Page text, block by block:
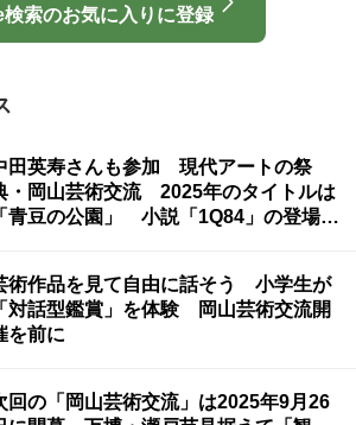
索のお気に入りに登録
田英寿さんも参加 現代アートの祭
・岡山芸術交流 2025年のタイトルは
「青豆の公園」 小説「1Q84」の登場人
術作品を見て自由に話そう 小学生が
「対話型鑑賞」を体験 岡山芸術交流開
を前に
回の「岡山芸術交流」は2025年9月26